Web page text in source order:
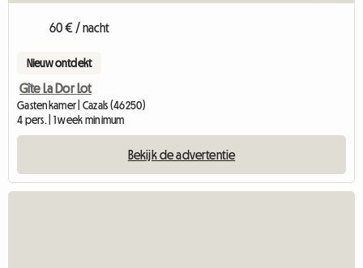
60 € / nacht
Nieuw ontdekt
Gîte La Dor Lot
Gastenkamer | Cazals (46250)
4 pers. | 1 week minimum
Bekijk de advertentie